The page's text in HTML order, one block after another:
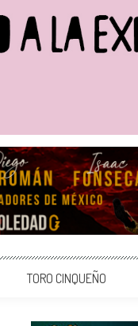
TORO CINQUEÑO